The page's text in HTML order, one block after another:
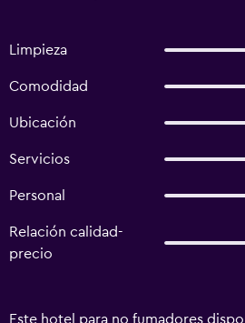
Limpieza
Comodidad
Ubicación
Servicios
Personal
Relación calidad-
precio
Este hotel para no fumadores